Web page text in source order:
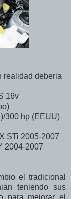
realidad deberia
16v
300 hp (EEUU)
STi 2005-2007
2004-2007
el tradicional
teniendo sus